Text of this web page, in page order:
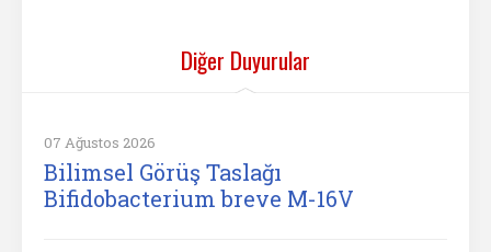
Diğer Duyurular
07 Ağustos 2026
Bilimsel Görüş Taslağı
Bifidobacterium breve M-16V